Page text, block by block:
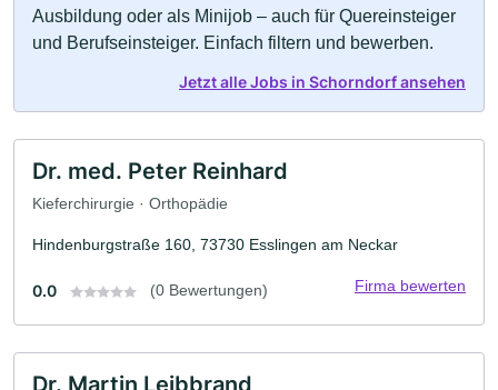
Ausbildung oder als Minijob – auch für Quereinsteiger
und Berufseinsteiger. Einfach filtern und bewerben.
Jetzt alle Jobs in Schorndorf ansehen
Dr. med. Peter Reinhard
Kieferchirurgie · Orthopädie
Hindenburgstraße 160, 73730 Esslingen am Neckar
0.0 (0 Bewertungen) Firma bewerten
Dr. Martin Leibbrand